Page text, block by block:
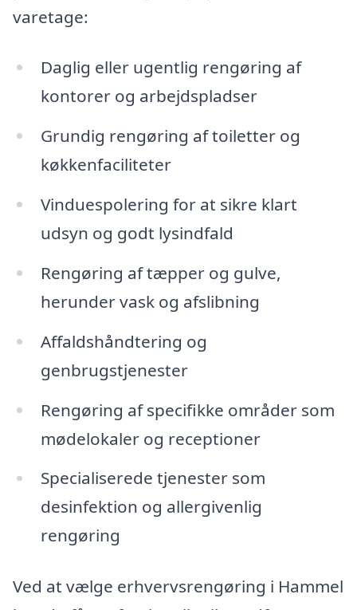
varetage:
Daglig eller ugentlig rengøring af
kontorer og arbejdspladser
Grundig rengøring af toiletter og
køkkenfaciliteter
Vinduespolering for at sikre klart
udsyn og godt lysindfald
Rengøring af tæpper og gulve,
herunder vask og afslibning
Affaldshåndtering og
genbrugstjenester
Rengøring af specifikke områder som
mødelokaler og receptioner
Specialiserede tjenester som
desinfektion og allergivenlig
rengøring
Ved at vælge erhvervsrengøring i Hammel